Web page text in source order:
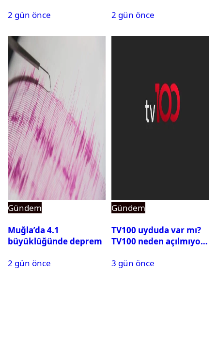
2 gün önce
açıldı
2 gün önce
Gündem
Muğla’da 4.1
büyüklüğünde deprem
2 gün önce
Gündem
TV100 uyduda var mı?
TV100 neden açılmıyor?
3 gün önce